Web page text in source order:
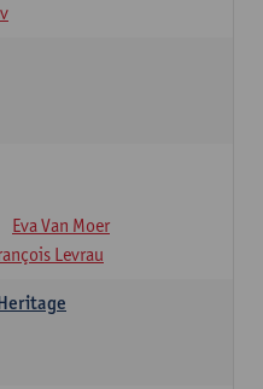
Eva Van Moer
Levrau